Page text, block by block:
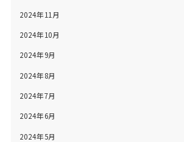
2024年11月
2024年10月
2024年9月
2024年8月
2024年7月
2024年6月
2024年5月